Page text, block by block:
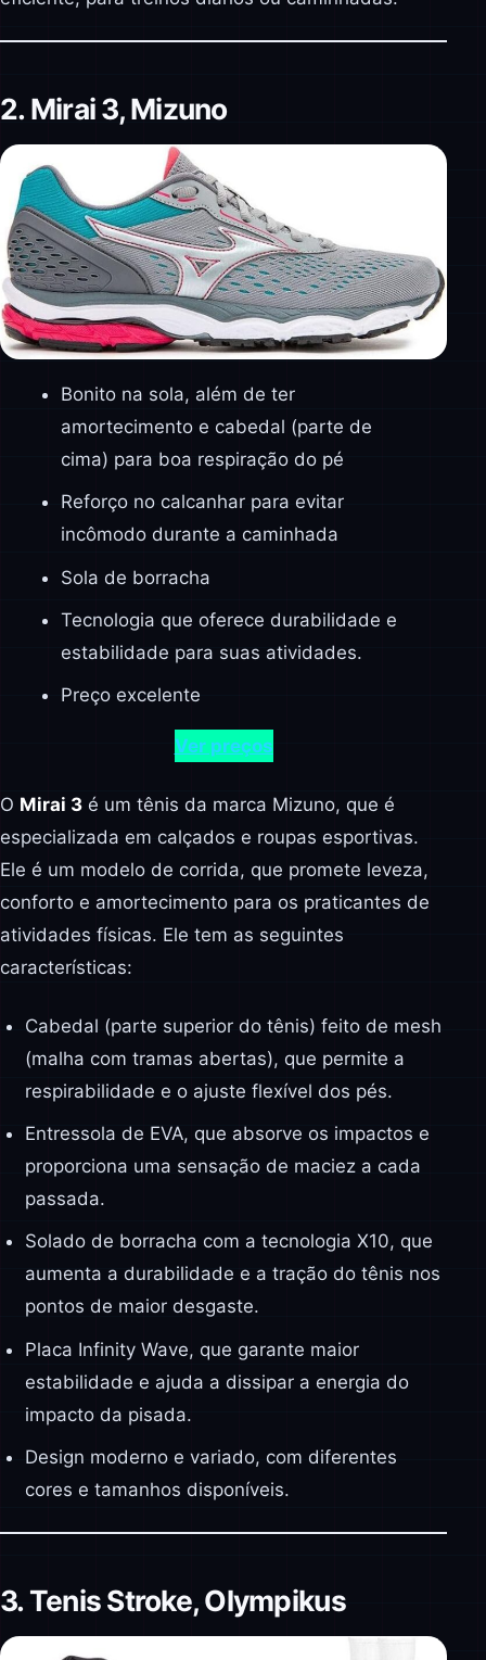
2. Mirai 3, Mizuno
Bonito na sola, além de ter
amortecimento e cabedal (parte de
cima) para boa respiração do pé
Reforço no calcanhar para evitar
incômodo durante a caminhada
Sola de borracha
Tecnologia que oferece durabilidade e
estabilidade para suas atividades.
Preço excelente
Ver preços
O Mirai 3 é um tênis da marca Mizuno, que é
especializada em calçados e roupas esportivas.
Ele é um modelo de corrida, que promete leveza,
conforto e amortecimento para os praticantes de
atividades físicas. Ele tem as seguintes
características:
Cabedal (parte superior do tênis) feito de mesh
(malha com tramas abertas), que permite a
respirabilidade e o ajuste flexível dos pés.
Entressola de EVA, que absorve os impactos e
proporciona uma sensação de maciez a cada
passada.
Solado de borracha com a tecnologia X10, que
aumenta a durabilidade e a tração do tênis nos
pontos de maior desgaste.
Placa Infinity Wave, que garante maior
estabilidade e ajuda a dissipar a energia do
impacto da pisada.
Design moderno e variado, com diferentes
cores e tamanhos disponíveis.
3. Tenis Stroke, Olympikus